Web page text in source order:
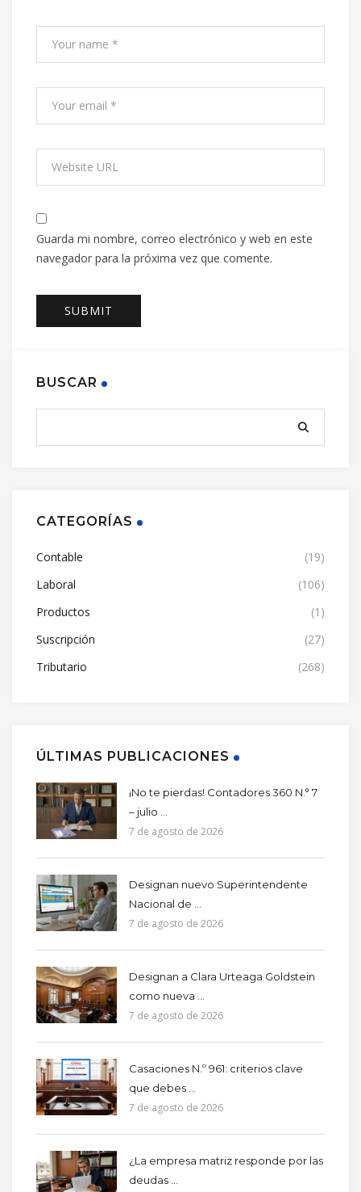
Guarda mi nombre, correo electrónico y web en este
navegador para la próxima vez que comente.
BUSCAR
CATEGORÍAS
Contable
(19)
Laboral
(106)
Productos
(1)
Suscripción
(27)
Tributario
(268)
ÚLTIMAS PUBLICACIONES
¡No te pierdas! Contadores 360 N.° 7
– julio ...
7 de agosto de 2026
Designan nuevo Superintendente
Nacional de ...
7 de agosto de 2026
Designan a Clara Urteaga Goldstein
como nueva ...
7 de agosto de 2026
Casaciones N.º 961: criterios clave
que debes ...
7 de agosto de 2026
¿La empresa matriz responde por las
deudas ...